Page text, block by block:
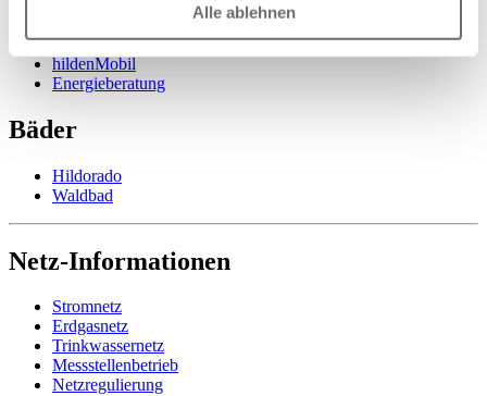
Alle ablehnen
hildenMedia
hildenMobil
Energieberatung
Bäder
Hildorado
Waldbad
Netz-Informationen
Stromnetz
Erdgasnetz
Trinkwassernetz
Messstellenbetrieb
Netzregulierung